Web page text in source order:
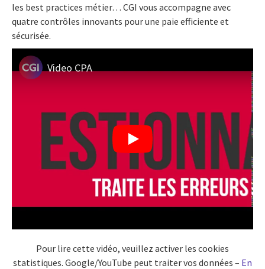
les best practices métier… CGI vous accompagne avec
quatre contrôles innovants pour une paie efficiente et
sécurisée.
Video CPA
Pour lire cette vidéo, veuillez activer les cookies
statistiques. Google/YouTube peut traiter vos données – En